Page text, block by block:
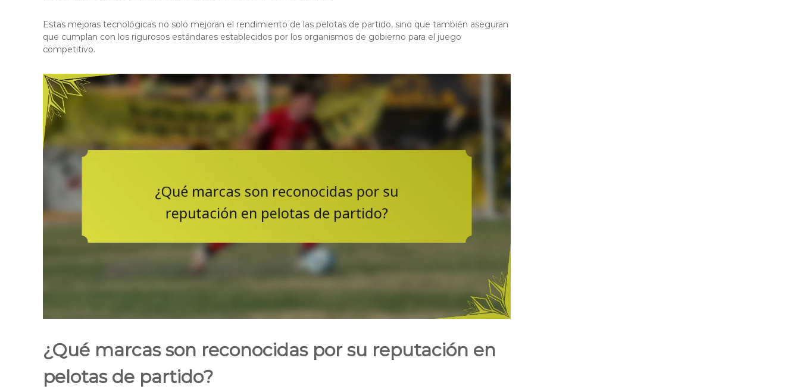
Estas mejoras tecnológicas no solo mejoran el rendimiento de las pelotas de partido, sino que también aseguran
que cumplan con los rigurosos estándares establecidos por los organismos de gobierno para el juego
competitivo.
¿Qué marcas son reconocidas por su reputación en
pelotas de partido?